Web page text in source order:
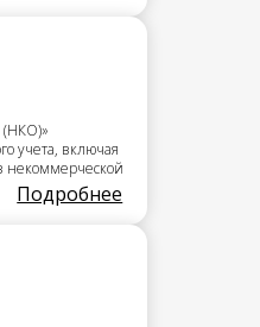
(НКО)»
учета, включая
некоммерческой
Подробнее